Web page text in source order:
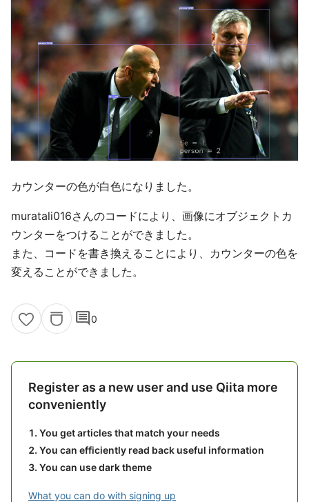
カウンターの色が白色になりました。
muratali016さんのコードにより、画像にオブジェクトカ
ウンターをつけることができました。
また、コードを書き換えることにより、カウンターの色を
変えることができました。
comment0
Register as a new user and use Qiita more
conveniently
You get articles that match your needs
You can efficiently read back useful information
You can use dark theme
What you can do with signing up